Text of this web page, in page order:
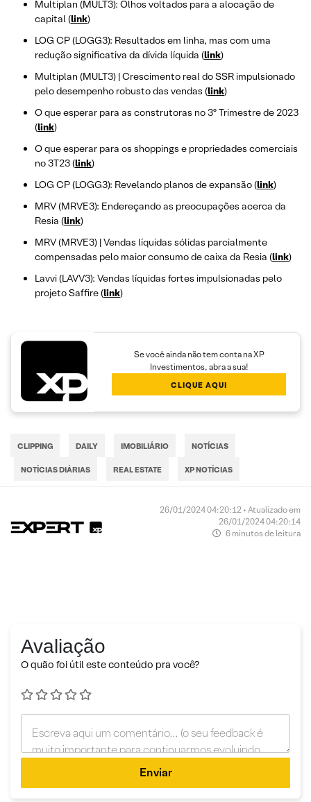
Multiplan (MULT3): Olhos voltados para a alocação de
capital (link)
LOG CP (LOGG3): Resultados em linha, mas com uma
redução significativa da dívida líquida (link)
Multiplan (MULT3) | Crescimento real do SSR impulsionado
pelo desempenho robusto das vendas (link)
O que esperar para as construtoras no 3º Trimestre de 2023
(link)
O que esperar para os shoppings e propriedades comerciais
no 3T23 (link)
LOG CP (LOGG3): Revelando planos de expansão (link)
MRV (MRVE3): Endereçando as preocupações acerca da
Resia (link)
MRV (MRVE3) | Vendas líquidas sólidas parcialmente
compensadas pelo maior consumo de caixa da Resia (link)
Lavvi (LAVV3): Vendas líquidas fortes impulsionadas pelo
projeto Saffire (link)
Se você ainda não tem conta na XP
Investimentos, abra a sua!
CLIQUE AQUI
CLIPPING DAILY IMOBILIÁRIO NOTÍCIAS
NOTÍCIAS DIÁRIAS REAL ESTATE XP NOTÍCIAS
26/01/2024 04:20:12 • Atualizado em
26/01/2024 04:20:14
6 minutos de leitura
Avaliação
O quão foi útil este conteúdo pra você?
Enviar